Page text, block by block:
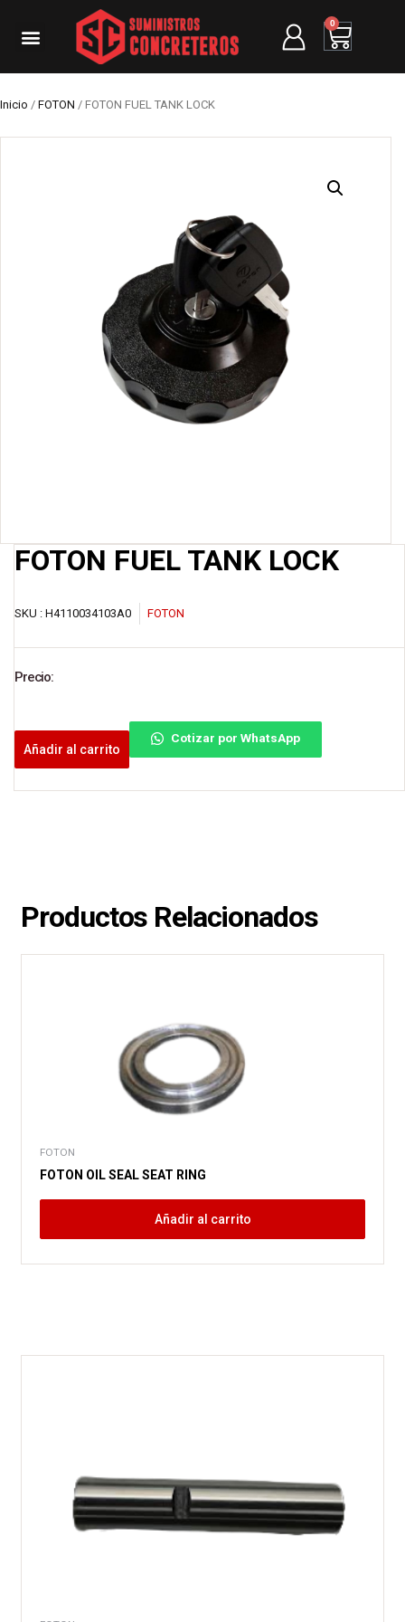
0
Inicio / FOTON / FOTON FUEL TANK LOCK
FOTON FUEL TANK LOCK
SKU : H4110034103A0 FOTON
Precio:
Añadir al carrito
Cotizar por WhatsApp
Productos Relacionados
FOTON
FOTON OIL SEAL SEAT RING
Añadir al carrito